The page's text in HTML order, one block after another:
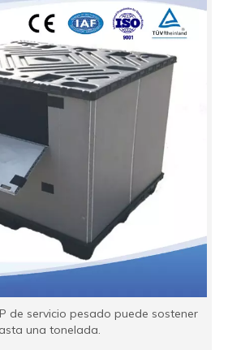
de servicio pesado puede sostener
una tonelada.